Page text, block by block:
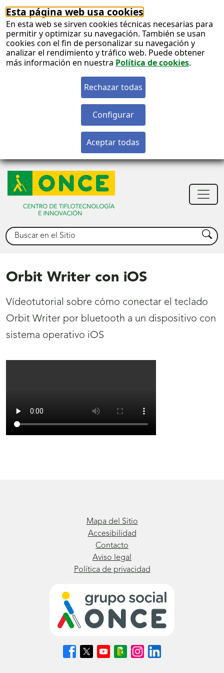
Esta página web usa cookies
En esta web se sirven cookies técnicas necesarias para
permitir y optimizar su navegación. También se usan
cookies con el fin de personalizar su navegación y
analizar el rendimiento y tráfico web. Puede obtener
más información en nuestra Política de cookies.
Buscar Buscar
Orbit Writer con iOS
Vídeotutorial sobre cómo conectar el teclado
Orbit Writer por bluetooth a un dispositivo con
sistema operativo iOS
Mapa del Sitio
Accesibilidad
Contacto
Aviso legal
Política de privacidad
Síguenos
en
Síguenos
en
Síguenos
en
Síguenos
en
Síguenos
en
Síguenos
en